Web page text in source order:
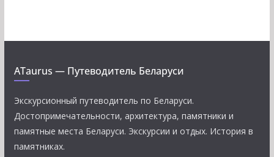
ATaurus — Путеводитель Беларуси
Экскурсионный путеводитель по Беларуси.
Достопримечательности, архитектура, памятники и
памятные места Беларуси. Экскурсии и отдых. История в
памятниках.